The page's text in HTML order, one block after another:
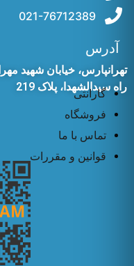
021-76712389
آدرس
تهرانپارس، خیابان شهید
راه سیدالشهدا، پلاک 219
گارانتی
فروشگاه
تماس با ما
قوانین و مقررات